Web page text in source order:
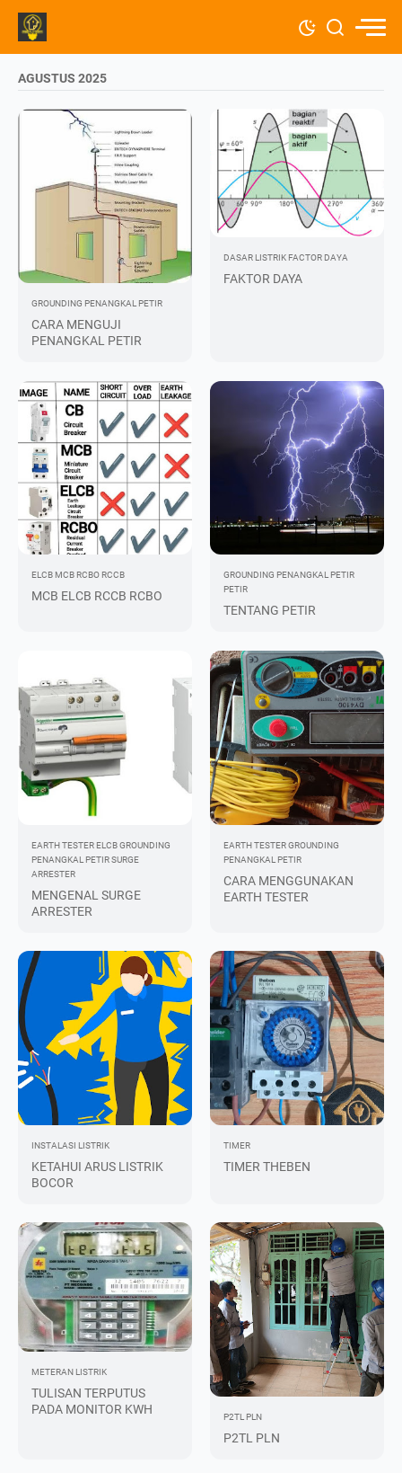
AGUSTUS 2025
GROUNDING PENANGKAL PETIR
CARA MENGUJI
PENANGKAL PETIR
DASAR LISTRIK FACTOR DAYA
FAKTOR DAYA
ELCB MCB RCBO RCCB
MCB ELCB RCCB RCBO
GROUNDING PENANGKAL PETIR
PETIR
TENTANG PETIR
EARTH TESTER ELCBGROUNDING
PENANGKAL PETIRSURGE
ARRESTER
MENGENAL SURGE
ARRESTER
EARTH TESTERGROUNDING
PENANGKAL PETIR
CARA MENGGUNAKAN
EARTH TESTER
INSTALASI LISTRIK
KETAHUI ARUS LISTRIK
BOCOR
TIMER
TIMER THEBEN
METERAN LISTRIK
TULISAN TERPUTUS
PADA MONITOR KWH
P2TL PLN
P2TL PLN